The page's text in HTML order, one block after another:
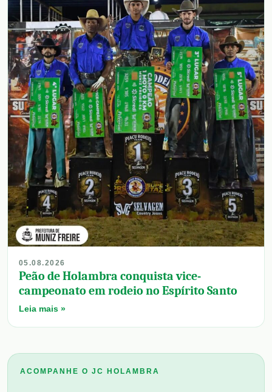
05.08.2026
Peão de Holambra conquista vice-
campeonato em rodeio no Espírito Santo
Leia mais »
ACOMPANHE O JC HOLAMBRA